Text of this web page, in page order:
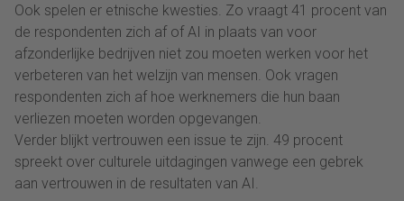
Ook spelen er etnische kwesties. Zo vraagt 41 procent van
de respondenten zich af of AI in plaats van voor
afzonderlijke bedrijven niet zou moeten werken voor het
verbeteren van het welzijn van mensen. Ook vragen
respondenten zich af hoe werknemers die hun baan
verliezen moeten worden opgevangen.
Verder blijkt vertrouwen een issue te zijn. 49 procent
spreekt over culturele uitdagingen vanwege een gebrek
aan vertrouwen in de resultaten van AI.